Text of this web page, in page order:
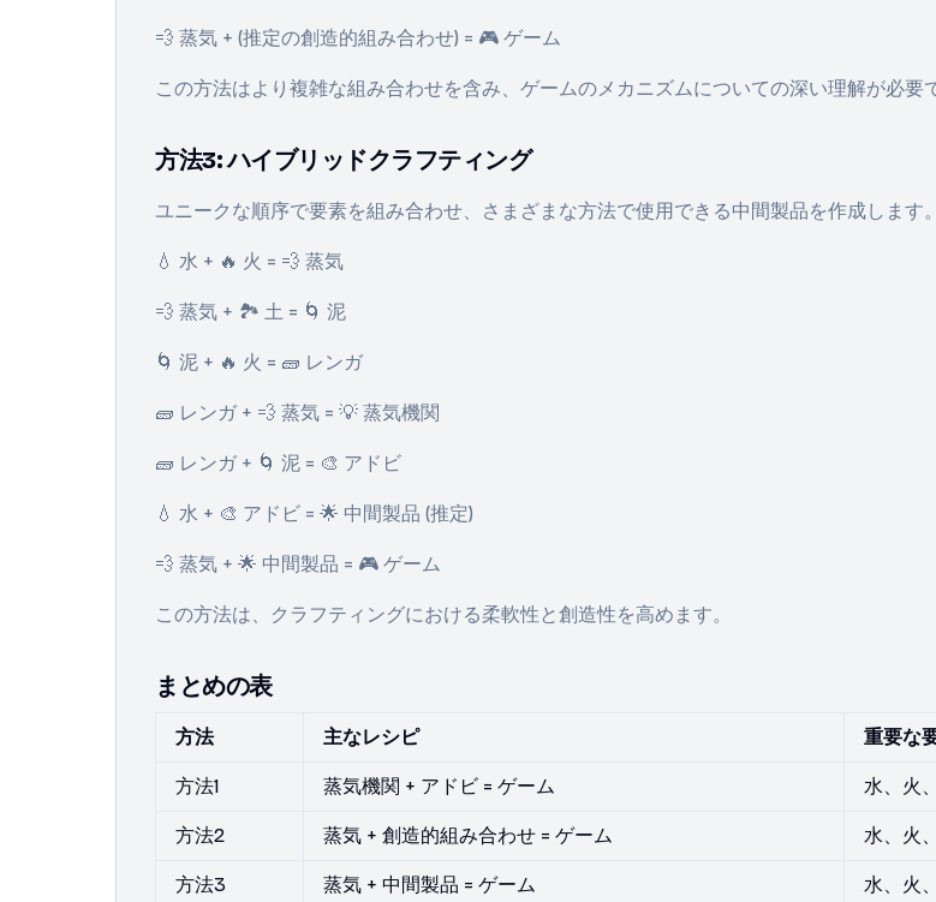
💨 蒸気 + (推定の創造的組み合わせ) = 🎮 ゲーム
この方法はより複雑な組み合わせを含み、ゲームのメカニズムについての深い理解が必要
方法3: ハイブリッドクラフティング
ユニークな順序で要素を組み合わせ、さまざまな方法で使用できる中間製品を作成します。
💧 水 + 🔥 火 = 💨 蒸気
💨 蒸気 + 🏞️ 土 = 🌀 泥
🌀 泥 + 🔥 火 = 🧱 レンガ
🧱 レンガ + 💨 蒸気 = 💡 蒸気機関
🧱 レンガ + 🌀 泥 = 🎨 アドビ
💧 水 + 🎨 アドビ = 🌟 中間製品 (推定)
💨 蒸気 + 🌟 中間製品 = 🎮 ゲーム
この方法は、クラフティングにおける柔軟性と創造性を高めます。
まとめの表
方法 主なレシピ 重要な
方法1 蒸気機関 + アドビ = ゲーム 水、火
方法2 蒸気 + 創造的組み合わせ = ゲーム 水、火
方法3 蒸気 + 中間製品 = ゲーム 水、火